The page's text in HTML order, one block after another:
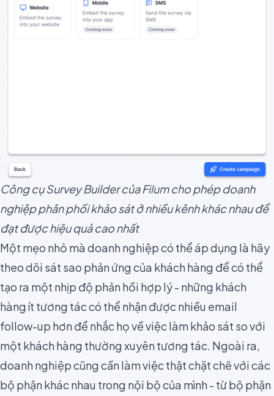
Công cụ Survey Builder của Filum cho phép doanh
nghiệp phân phối khảo sát ở nhiều kênh khác nhau để
đạt được hiệu quả cao nhất
Một mẹo nhỏ mà doanh nghiệp có thể áp dụng là hãy
theo dõi sát sao phản ứng của khách hàng để có thể
tạo ra một nhịp độ phản hồi hợp lý - những khách
hàng ít tương tác có thể nhận được nhiều email
follow-up hơn để nhắc họ về việc làm khảo sát so với
một khách hàng thường xuyên tương tác. Ngoài ra,
doanh nghiệp cũng cần làm việc thật chặt chẽ vớicác
bộ phận khác nhau trong nội bộ của mình- từ bộ phận